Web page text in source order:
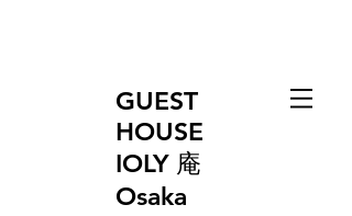
GUEST
HOUSE
IOLY 庵
Osaka